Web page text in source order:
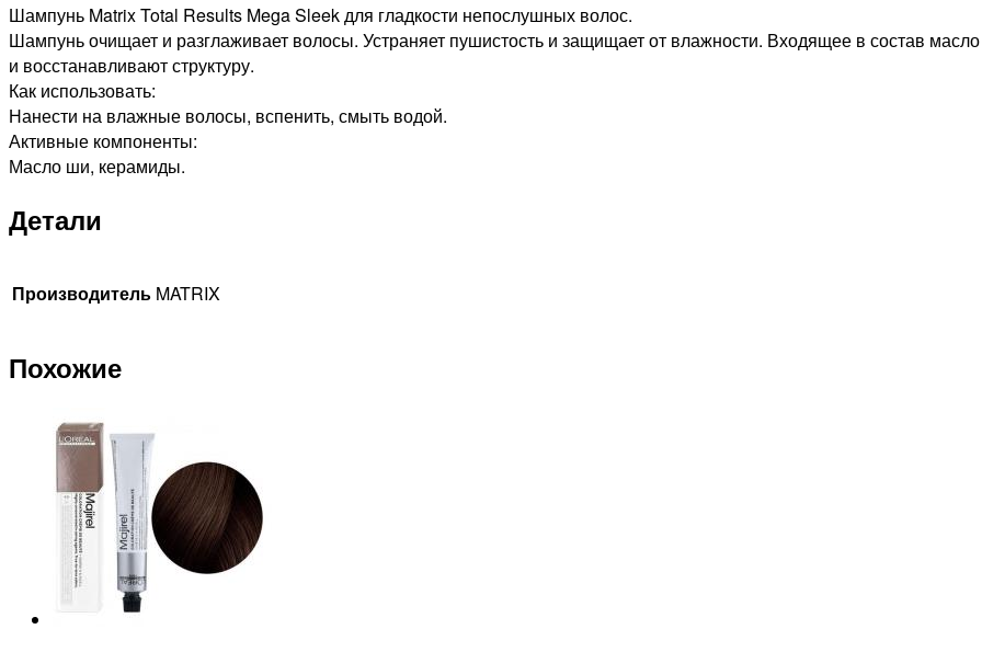
гладкости
непослушных
волос
с
маслом
жожоба
и
кислотой,
1000мл
Шампунь Matrix Total Results Mega Sleek для гладкости непослушных волос.
Шампунь очищает и разглаживает волосы. Устраняет пушистость и защищает от влажности. Входящее в состав
и восстанавливают структуру.
Как использовать:
Нанести на влажные волосы, вспенить, смыть водой.
Активные компоненты:
Масло ши, керамиды.
Детали
Производитель MATRIX
Похожие